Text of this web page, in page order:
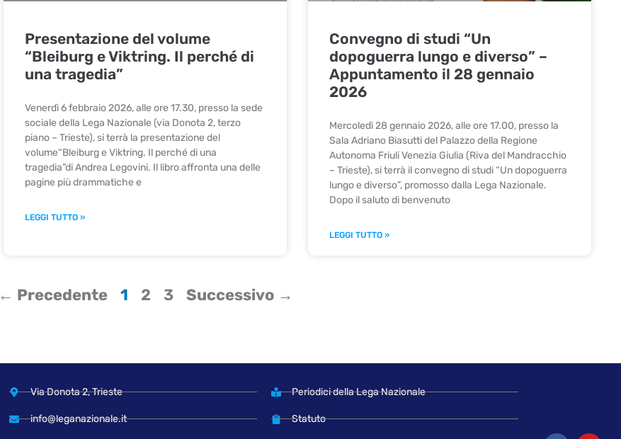
Presentazione del volume
“Bleiburg e Viktring. Il perché di
una tragedia”
Venerdì 6 febbraio 2026, alle ore 17.30, presso la sede
sociale della Lega Nazionale (via Donota 2, terzo
piano – Trieste), si terrà la presentazione del
volume“Bleiburg e Viktring. Il perché di una
tragedia”di Andrea Legovini. Il libro affronta una delle
pagine più drammatiche e
LEGGI TUTTO »
Convegno di studi “Un
dopoguerra lungo e diverso” –
Appuntamento il 28 gennaio
2026
Mercoledì 28 gennaio 2026, alle ore 17.00, presso la
Sala Adriano Biasutti del Palazzo della Regione
Autonoma Friuli Venezia Giulia (Riva del Mandracchio
– Trieste), si terrà il convegno di studi “Un dopoguerra
lungo e diverso”, promosso dalla Lega Nazionale.
Dopo il saluto di benvenuto
LEGGI TUTTO »
← Precedente 1 2 3 Successivo →
Via Donota 2, Trieste
info@leganazionale.it
Periodici della Lega Nazionale
Statuto